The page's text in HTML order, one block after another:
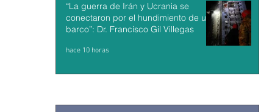
“La guerra de Irán y Ucrania se
conectaron por el hundimiento de un
barco”: Dr. Francisco Gil Villegas
hace 10 horas